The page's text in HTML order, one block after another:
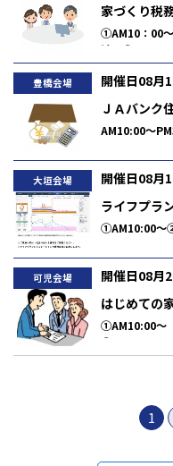
家づくり税
①AM10：
済 ④PM2：
豊橋会場
開催日08月
ＪＡバンク
AM10:00～
大垣会場
開催日08月
ライフプラ
①AM10:00～
可児会場
開催日08月
はじめての
①AM10:00～
④PM2:00
1